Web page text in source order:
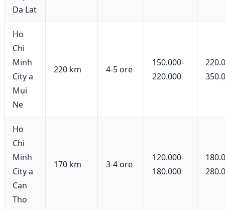
Da Lat
Ho
Chi
Minh
City a
Mui
Ne
220 km 4-5 ore
150.000-
220.000
Ho
Chi
Minh
City a
Can
Tho
170 km 3-4 ore
120.000-
180.000